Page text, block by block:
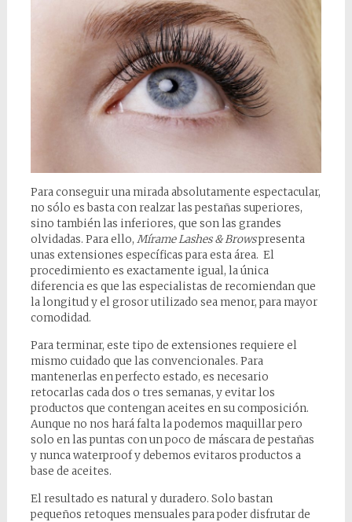
Para conseguir una mirada absolutamente espectacular,
no sólo es basta con realzar las pestañas superiores,
sino también las inferiores, que son las grandes
olvidadas. Para ello, Mírame Lashes & Browspresenta
unas extensiones específicas para esta área. El
procedimiento es exactamente igual, la única
diferencia es que las especialistas de recomiendan que
la longitud y el grosor utilizado sea menor, para mayor
comodidad.
Para terminar, este tipo de extensiones requiere el
mismo cuidado que las convencionales. Para
mantenerlas en perfecto estado, es necesario
retocarlas cada dos o tres semanas, y evitar los
productos que contengan aceites en su composición.
Aunque no nos hará falta la podemos maquillar pero
solo en las puntas con un poco de máscara de pestañas
y nunca waterproof y debemos evitaros productos a
base de aceites.
El resultado es natural y duradero. Solo bastan
pequeños retoques mensuales para poder disfrutar de